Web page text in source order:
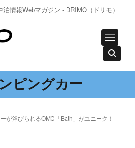
情報Webマガジン - DRIMO（ドリモ）
ピングカー
が浴びられるOMC「Bath」がユニーク！